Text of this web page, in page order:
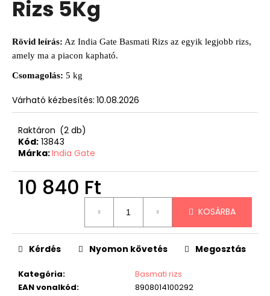
Rizs 5Kg
Rövid leírás: Az India Gate Basmati Rizs az egyik legjobb rizs,
amely ma a piacon kapható.
Csomagolás: 5 kg
Várható kézbesítés: 10.08.2026
Raktáron (2 db)
Kód: 13843
Márka:India Gate
10 840 Ft
KOSÁRBA
Kategória:
Basmati rizs
EAN vonalkód: 8908014100292
Kérdés Nyomon követés Megosztás